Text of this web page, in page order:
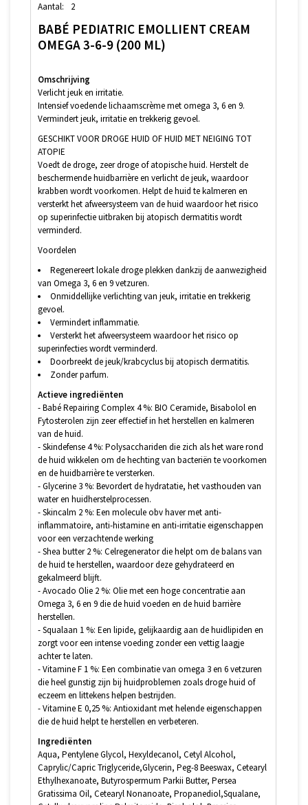
Aantal: 2
BABÉ PEDIATRIC EMOLLIENT CREAM
OMEGA 3-6-9 (200 ML)
Omschrijving
Verlicht jeuk en irritatie.
Intensief voedende lichaamscrème met omega 3, 6 en 9.
Vermindert jeuk, irritatie en trekkerig gevoel.
GESCHIKT VOOR DROGE HUID OF HUID MET NEIGING TOT
ATOPIE
Voedt de droge, zeer droge of atopische huid. Herstelt de
beschermende huidbarrière en verlicht de jeuk, waardoor
krabben wordt voorkomen. Helpt de huid te kalmeren en
versterkt het afweersysteem van de huid waardoor het risico
op superinfectie uitbraken bij atopisch dermatitis wordt
verminderd.
Voordelen
Regenereert lokale droge plekken dankzij de aanwezigheid
van Omega 3, 6 en 9 vetzuren.
Onmiddellijke verlichting van jeuk, irritatie en trekkerig
gevoel.
Vermindert inflammatie.
Versterkt het afweersysteem waardoor het risico op
superinfecties wordt verminderd.
Doorbreekt de jeuk/krabcyclus bij atopisch dermatitis.
Zonder parfum.
Actieve ingrediënten
- Babé Repairing Complex 4 %: BIO Ceramide, Bisabolol en
Fytosterolen zijn zeer effectief in het herstellen en kalmeren
van de huid.
- Skindefense 4 %: Polysacchariden die zich als het ware rond
de huid wikkelen om de hechting van bacteriën te voorkomen
en de huidbarrière te versterken.
- Glycerine 3 %: Bevordert de hydratatie, het vasthouden van
water en huidherstelprocessen.
- Skincalm 2 %: Een molecule obv haver met anti-
inflammatoire, anti-histamine en anti-irritatie eigenschappen
voor een verzachtende werking
- Shea butter 2 %: Celregenerator die helpt om de balans van
de huid te herstellen, waardoor deze gehydrateerd en
gekalmeerd blijft.
- Avocado Olie 2 %: Olie met een hoge concentratie aan
Omega 3, 6 en 9 die de huid voeden en de huid barrière
herstellen.
- Squalaan 1 %: Een lipide, gelijkaardig aan de huidlipiden en
zorgt voor een intense voeding zonder een vettig laagje
achter te laten.
- Vitamine F 1 %: Een combinatie van omega 3 en 6 vetzuren
die heel gunstig zijn bij huidproblemen zoals droge huid of
eczeem en littekens helpen bestrijden.
- Vitamine E 0,25 %: Antioxidant met helende eigenschappen
die de huid helpt te herstellen en verbeteren.
Ingrediënten
Aqua, Pentylene Glycol, Hexyldecanol, Cetyl Alcohol,
Caprylic/Capric Triglyceride,Glycerin, Peg-8 Beeswax, Cetearyl
Ethylhexanoate, Butyrospermum Parkii Butter, Persea
Gratissima Oil, Cetearyl Nonanoate, Propanediol,Squalane,